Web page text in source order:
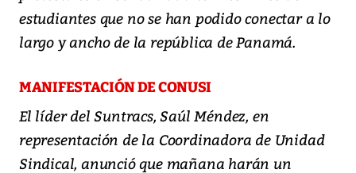
estudiantes que no se han podido conectar a lo
largo y ancho de la república de Panamá.
MANIFESTACIÓN DE CONUSI
El líder del Suntracs, Saúl Méndez, en
representación de la Coordinadora de Unidad
Sindical, anunció que mañana harán un